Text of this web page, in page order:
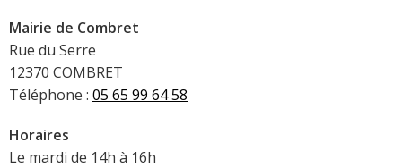
Mairie de Combret
Rue du Serre
12370 COMBRET
Téléphone : 05 65 99 64 58
Horaires
Le mardi de 14h à 16h